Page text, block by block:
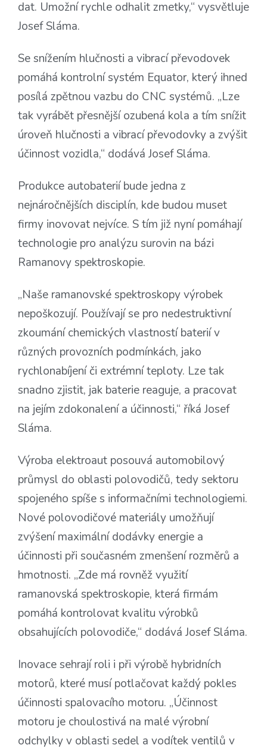
dat. Umožní rychle odhalit zmetky,“ vysvětluje
Josef Sláma.
Se snížením hlučnosti a vibrací převodovek
pomáhá kontrolní systém Equator, který ihned
posílá zpětnou vazbu do CNC systémů. „Lze
tak vyrábět přesnější ozubená kola a tím snížit
úroveň hlučnosti a vibrací převodovky a zvýšit
účinnost vozidla,“ dodává Josef Sláma.
Produkce autobaterií bude jedna z
nejnáročnějších disciplín, kde budou muset
firmy inovovat nejvíce. S tím již nyní pomáhají
technologie pro analýzu surovin na bázi
Ramanovy spektroskopie.
„Naše ramanovské spektroskopy výrobek
nepoškozují. Používají se pro nedestruktivní
zkoumání chemických vlastností baterií v
různých provozních podmínkách, jako
rychlonabíjení či extrémní teploty. Lze tak
snadno zjistit, jak baterie reaguje, a pracovat
na jejím zdokonalení a účinnosti,“ říká Josef
Sláma.
Výroba elektroaut posouvá automobilový
průmysl do oblasti polovodičů, tedy sektoru
spojeného spíše s informačními technologiemi.
Nové polovodičové materiály umožňují
zvýšení maximální dodávky energie a
účinnosti při současném zmenšení rozměrů a
hmotnosti. „Zde má rovněž využití
ramanovská spektroskopie, která firmám
pomáhá kontrolovat kvalitu výrobků
obsahujících polovodiče,“ dodává Josef Sláma.
Inovace sehrají roli i při výrobě hybridních
motorů, které musí potlačovat každý pokles
účinnosti spalovacího motoru. „Účinnost
motoru je choulostivá na malé výrobní
odchylky v oblasti sedel a vodítek ventilů v